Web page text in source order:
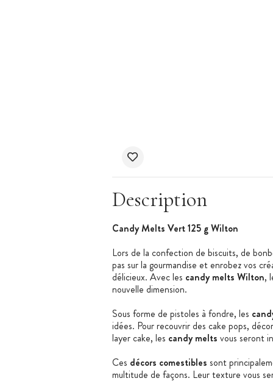
Description
Candy Melts Vert 125 g Wilton
Lors de la confection de biscuits, de
pas sur la gourmandise et enrobez vos
délicieux. Avec les candy melts Wilton,
nouvelle dimension.
Sous forme de pistoles à fondre, les
idées. Pour recouvrir des cake pops,
layer cake, les candy melts vous seront
Ces décors comestibles sont
multitude de façons. Leur texture vous